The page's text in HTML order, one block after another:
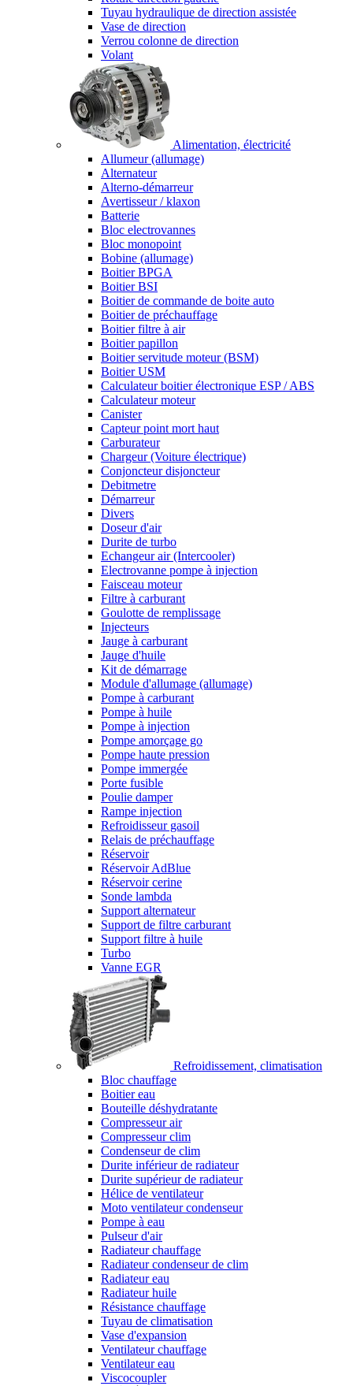
Tuyau hydraulique de direction assistée
Vase de direction
Verrou colonne de direction
Volant
Alimentation, électricité
Allumeur (allumage)
Alternateur
Alterno-démarreur
Avertisseur / klaxon
Batterie
Bloc electrovannes
Bloc monopoint
Bobine (allumage)
Boitier BPGA
Boitier BSI
Boitier de commande de boite auto
Boitier de préchauffage
Boitier filtre à air
Boitier papillon
Boitier servitude moteur (BSM)
Boitier USM
Calculateur boitier électronique ESP / ABS
Calculateur moteur
Canister
Capteur point mort haut
Carburateur
Chargeur (Voiture électrique)
Conjoncteur disjoncteur
Debitmetre
Démarreur
Divers
Doseur d'air
Durite de turbo
Echangeur air (Intercooler)
Electrovanne pompe à injection
Faisceau moteur
Filtre à carburant
Goulotte de remplissage
Injecteurs
Jauge à carburant
Jauge d'huile
Kit de démarrage
Module d'allumage (allumage)
Pompe à carburant
Pompe à huile
Pompe à injection
Pompe amorçage go
Pompe haute pression
Pompe immergée
Porte fusible
Poulie damper
Rampe injection
Refroidisseur gasoil
Relais de préchauffage
Réservoir
Réservoir AdBlue
Réservoir cerine
Sonde lambda
Support alternateur
Support de filtre carburant
Support filtre à huile
Turbo
Vanne EGR
Refroidissement, climatisation
Bloc chauffage
Boitier eau
Bouteille déshydratante
Compresseur air
Compresseur clim
Condenseur de clim
Durite inférieur de radiateur
Durite supérieur de radiateur
Hélice de ventilateur
Moto ventilateur condenseur
Pompe à eau
Pulseur d'air
Radiateur chauffage
Radiateur condenseur de clim
Radiateur eau
Radiateur huile
Résistance chauffage
Tuyau de climatisation
Vase d'expansion
Ventilateur chauffage
Ventilateur eau
Viscocoupler